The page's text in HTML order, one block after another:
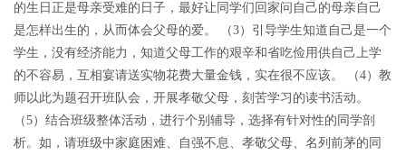
的生日正是母亲受难的日子，最好让同学们回家问自己的母亲自己
是怎样出生的，从而体会父母的爱。 （3）引导学生知道自己是一个
学生，没有经济能力，知道父母工作的艰辛和省吃俭用供自己上学
的不容易，互相宴请送实物花费大量金钱，实在很不应该。 （4）教
师以此为题召开班队会，开展孝敬父母，刻苦学习的读书活动。
（5）结合班级整体活动，进行个别辅导，选择有针对性的同学剖
析。如，请班级中家庭困难、自强不息、孝敬父母、名列前茅的同